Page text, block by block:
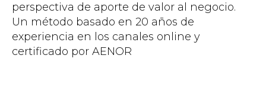
perspectiva de aporte de valor al negocio.
Un método basado en 20 años de
experiencia en los canales online y
certificado por AENOR